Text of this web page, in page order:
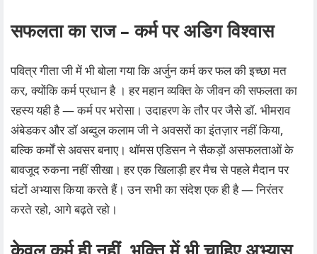
सफलता का राज – कर्म पर अडिग विश्वास
पवित्र गीता जी में भी बोला गया कि अर्जुन कर्म कर फल की इच्छा मत
कर, क्योंकि कर्म प्रधान है । हर महान व्यक्ति के जीवन की सफलता का
रहस्य यही है — कर्म पर भरोसा। उदाहरण के तौर पर जैसे डॉ. भीमराव
अंबेडकर और डॉ अब्दुल कलाम जी ने अवसरों का इंतज़ार नहीं किया,
बल्कि कर्मों से अवसर बनाए। थॉमस एडिसन ने सैकड़ों असफलताओं के
बावजूद रुकना नहीं सीखा। हर एक खिलाड़ी हर मैच से पहले मैदान पर
घंटों अभ्यास किया करते हैं। उन सभी का संदेश एक ही है — निरंतर
करते रहो, आगे बढ़ते रहो।